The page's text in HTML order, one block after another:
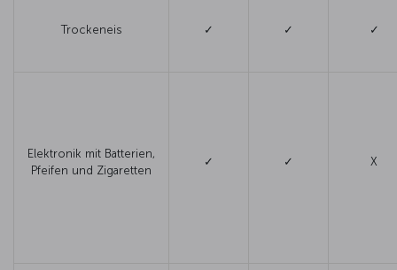
Trockeneis ✓ ✓ ✓
Elektronik mit Batterien,
Pfeifen und Zigaretten
✓ ✓ X